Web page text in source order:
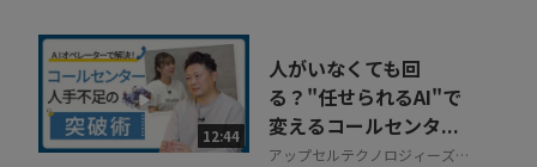
12:44
人がいなくても回
る？"任せられるAI"で
変えるコールセンタ...
アップセルテクノロジィーズ株